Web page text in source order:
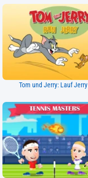
Tom und Jerry: Lauf Jerry